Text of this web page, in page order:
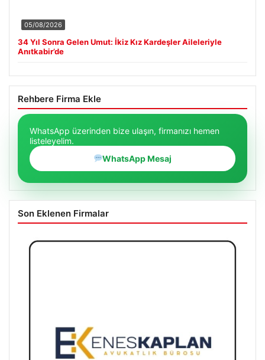
05/08/2026
34 Yıl Sonra Gelen Umut: İkiz Kız Kardeşler Aileleriyle
Anıtkabir’de
Rehbere Firma Ekle
WhatsApp üzerinden bize ulaşın, firmanızı hemen
listeleyelim.
WhatsApp Mesaj
Son Eklenen Firmalar